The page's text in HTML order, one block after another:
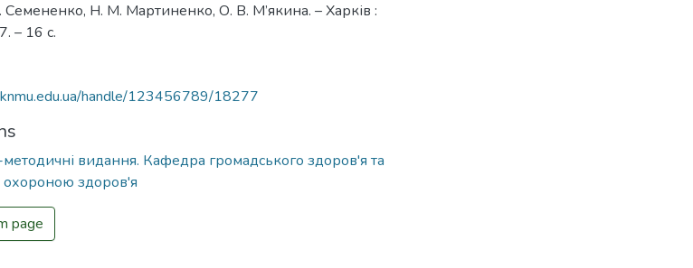
Семененко, Н. М. Мартиненко, О. В. М’якина. – Харків :
– 16 с.
handle/123456789/18277
видання. Кафедра громадського здоров'я та
охороною здоров'я
page